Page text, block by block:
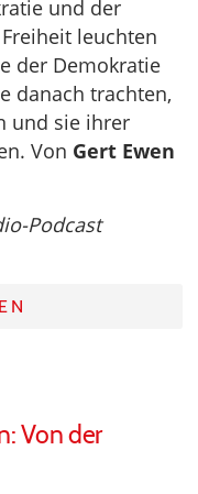
und der
leuchten
der Demokratie
danach trachten,
und sie ihrer
Von Gert Ewen
Podcast
Von der